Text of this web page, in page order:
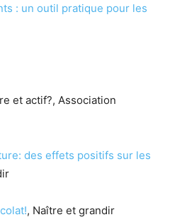
: un outil pratique pour les
et actif?, Association
des effets positifs sur les
, Naître et grandir